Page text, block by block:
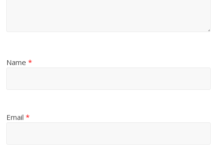
Name*
Email*